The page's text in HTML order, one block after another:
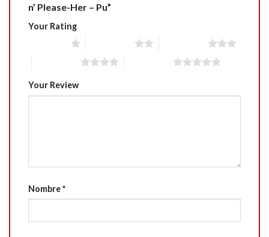
n’ Please-Her – Pu”
Your Rating
Your Review
Nombre*